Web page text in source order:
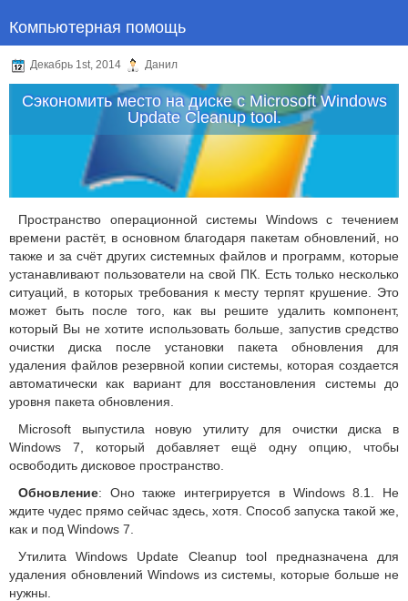
Компьютерная помощь
Декабрь 1st, 2014 Данил
Сэкономить место на диске с Microsoft Windows
Update Cleanup tool.
Пространство операционной системы Windows с течением
времени растёт, в основном благодаря пакетам обновлений, но
также и за счёт других системных файлов и программ, которые
устанавливают пользователи на свой ПК. Есть только несколько
ситуаций, в которых требования к месту терпят крушение. Это
может быть после того, как вы решите удалить компонент,
который Вы не хотите использовать больше, запустив средство
очистки диска после установки пакета обновления для
удаления файлов резервной копии системы, которая создается
автоматически как вариант для восстановления системы до
уровня пакета обновления.
Microsoft выпустила новую утилиту для очистки диска в
Windows 7, который добавляет ещё одну опцию, чтобы
освободить дисковое пространство.
Обновление: Оно также интегрируется в Windows 8.1. Не
ждите чудес прямо сейчас здесь, хотя. Способ запуска такой же,
как и под Windows 7.
Утилита Windows Update Cleanup tool предназначена для
удаления обновлений Windows из системы, которые больше не
нужны.